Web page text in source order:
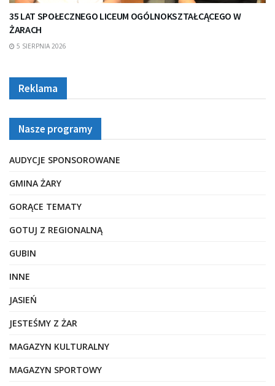
35 LAT SPOŁECZNEGO LICEUM OGÓLNOKSZTAŁCĄCEGO W
ŻARACH
5 SIERPNIA 2026
Reklama
Nasze programy
AUDYCJE SPONSOROWANE
GMINA ŻARY
GORĄCE TEMATY
GOTUJ Z REGIONALNĄ
GUBIN
INNE
JASIEŃ
JESTEŚMY Z ŻAR
MAGAZYN KULTURALNY
MAGAZYN SPORTOWY